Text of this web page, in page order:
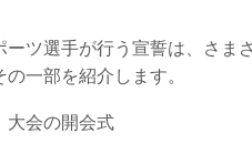
ーツ選手が行う宣誓は、さま
の一部を紹介します。
大会の開会式